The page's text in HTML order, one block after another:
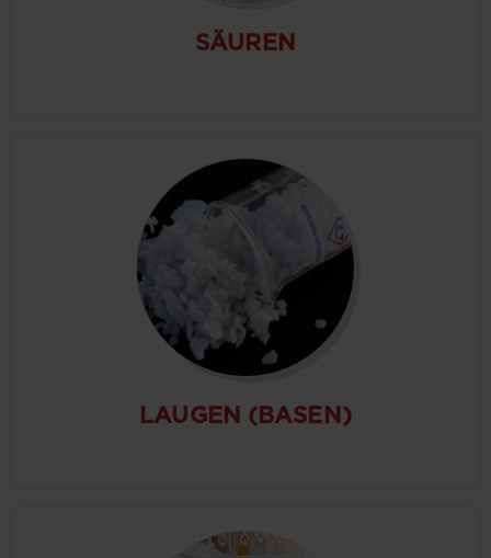
SÄUREN
LAUGEN (BASEN)